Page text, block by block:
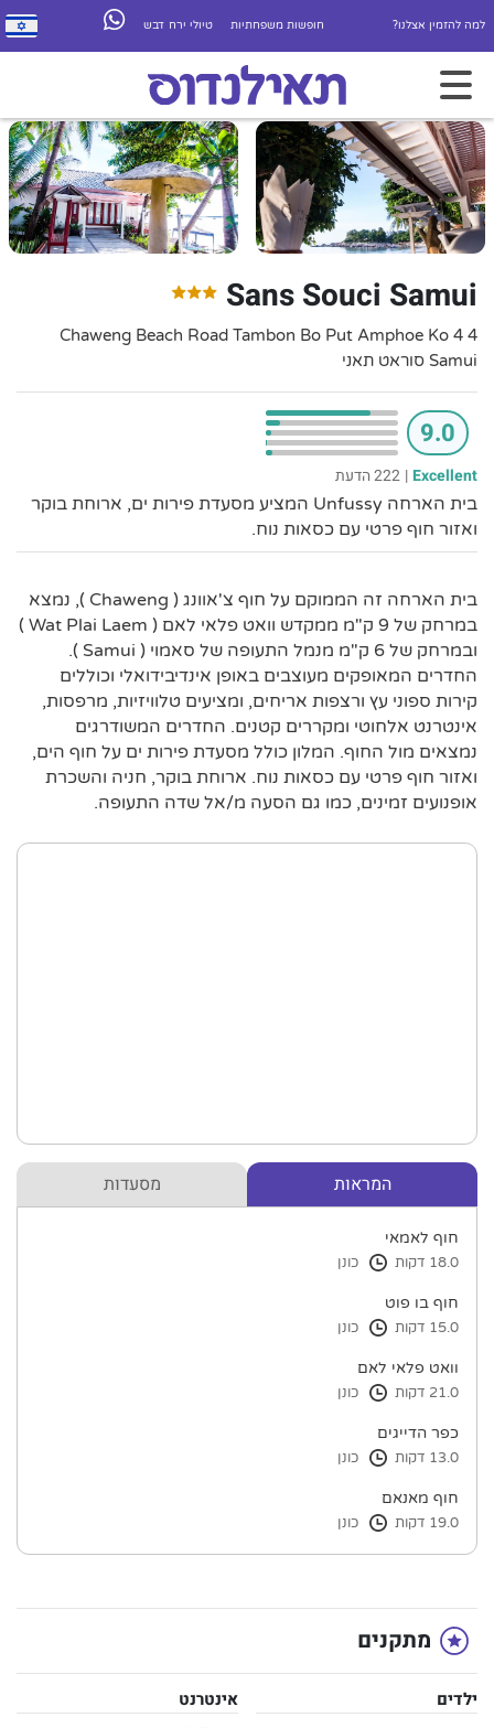
למה להזמין אצלנו? חופשות משפחתיות טיולי ירח דבש
Sans Souci Samui
4 4 Chaweng Beach Road Tambon Bo Put Amphoe Ko
Samui סוראט תאני
9.0
Excellent
| 222 הדעת
בית הארחה Unfussy המציע מסעדת פירות ים, ארוחת בוקר
ואזור חוף פרטי עם כסאות נוח.
בית הארחה זה הממוקם על חוף צ'אוונג ( Chaweng ), נמצא
במרחק של 9 ק"מ ממקדש וואט פלאי לאם ( Wat Plai Laem )
ובמרחק של 6 ק"מ מנמל התעופה של סאמוי ( Samui ).
החדרים המאופקים מעוצבים באופן אינדיבידואלי וכוללים
קירות ספוני עץ ורצפות אריחים, ומציעים טלוויזיות, מרפסות,
אינטרנט אלחוטי ומקררים קטנים. החדרים המשודרגים
נמצאים מול החוף. המלון כולל מסעדת פירות ים על חוף הים,
ואזור חוף פרטי עם כסאות נוח. ארוחת בוקר, חניה והשכרת
אופנועים זמינים, כמו גם הסעה מ/אל שדה התעופה.
המראות מסעדות
חוף לאמאי
18.0 דקות כונן
חוף בו פוט
15.0 דקות כונן
וואט פלאי לאם
21.0 דקות כונן
כפר הדייגים
13.0 דקות כונן
חוף מאנאם
19.0 דקות כונן
מתקנים
ילדים אינטרנט